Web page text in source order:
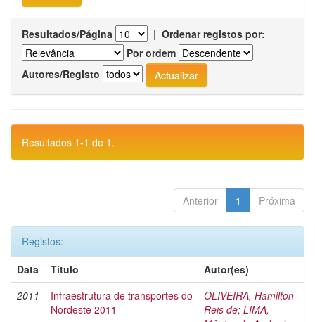
Resultados/Página | Ordenar registos por:
Por ordem
Autores/Registo
Resultados 1-1 de 1.
Anterior 1 Próxima
Registos:
Data
Título
Autor(es)
2011
Infraestrutura de transportes do
Nordeste 2011
OLIVEIRA, Hamilton
Reis de; LIMA,